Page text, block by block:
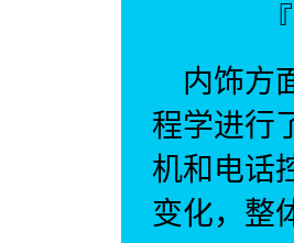
内饰方
程学进行
机和电话
变化，整